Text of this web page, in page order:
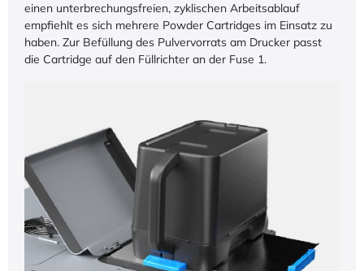
einen unterbrechungsfreien, zyklischen Arbeitsablauf
empfiehlt es sich mehrere Powder Cartridges im Einsatz zu
haben. Zur Befüllung des Pulvervorrats am Drucker passt
die Cartridge auf den Füllrichter an der Fuse 1.